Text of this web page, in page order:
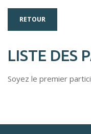
RETOUR
LISTE DES
Soyez le premier